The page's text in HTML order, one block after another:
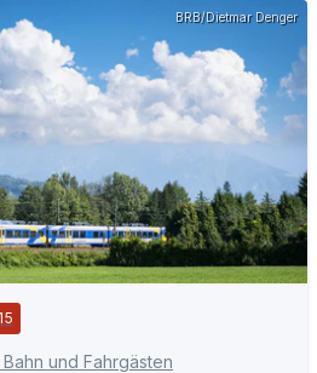
BRB/Dietmar Denger
und Fahrgästen